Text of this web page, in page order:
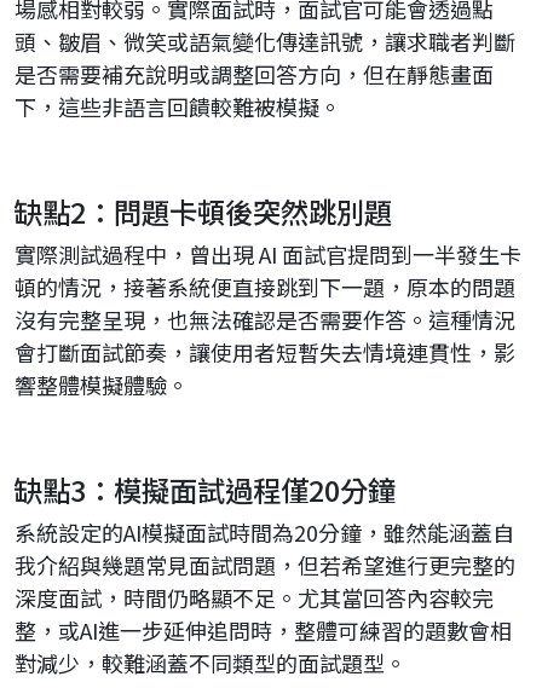
場感相對較弱。實際面試時，面試官可能會透過點
頭、皺眉、微笑或語氣變化傳達訊號，讓求職者判斷
是否需要補充說明或調整回答方向，但在靜態畫面
下，這些非語言回饋較難被模擬。
缺點2：問題卡頓後突然跳別題
實際測試過程中，曾出現 AI 面試官提問到一半發生卡
頓的情況，接著系統便直接跳到下一題，原本的問題
沒有完整呈現，也無法確認是否需要作答。這種情況
會打斷面試節奏，讓使用者短暫失去情境連貫性，影
響整體模擬體驗。
缺點3：模擬面試過程僅20分鐘
系統設定的AI模擬面試時間為20分鐘，雖然能涵蓋自
我介紹與幾題常見面試問題，但若希望進行更完整的
深度面試，時間仍略顯不足。尤其當回答內容較完
整，或AI進一步延伸追問時，整體可練習的題數會相
對減少，較難涵蓋不同類型的面試題型。